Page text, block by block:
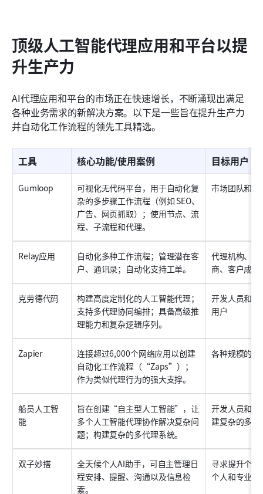
顶级人工智能代理应用和平台以提
升生产力
AI代理应用和平台的市场正在快速增长，不断涌现出满足
各种业务需求的新解决方案。以下是一些旨在提升生产力
并自动化工作流程的领先工具精选。
工具 核心功能/使用案例 目标用户
Gumloop
可视化无代码平台，用于自动化复
杂的多步骤工作流程（例如 SEO、
广告、网页抓取）；使用节点、流
程、子流程和代理。
市场团队和个
Relay应用
自动化多种工作流程；管理潜在客
户、通讯录；自动化支持工单。
代理机构、服
商、客户成功
克劳德代码
构建高度定制化的人工智能代理；
支持多代理协同编排；具备高级推
理能力和复杂逻辑序列。
开发人员和技
用户
Zapier
连接超过6,000个网络应用以创建
自动化工作流程（“Zaps”）；
作为类似代理行为的强大支撑。
各种规模的商
船员人工智
能
旨在创建“自主型人工智能”，让
多个人工智能代理协作解决复杂问
题；构建复杂的多代理系统。
开发人员和团
建复杂的多
双子妙搭
全天候个人AI助手，可自主管理日
程安排、提醒、沟通以及信息检
索。
寻求提升个
个人和专业人